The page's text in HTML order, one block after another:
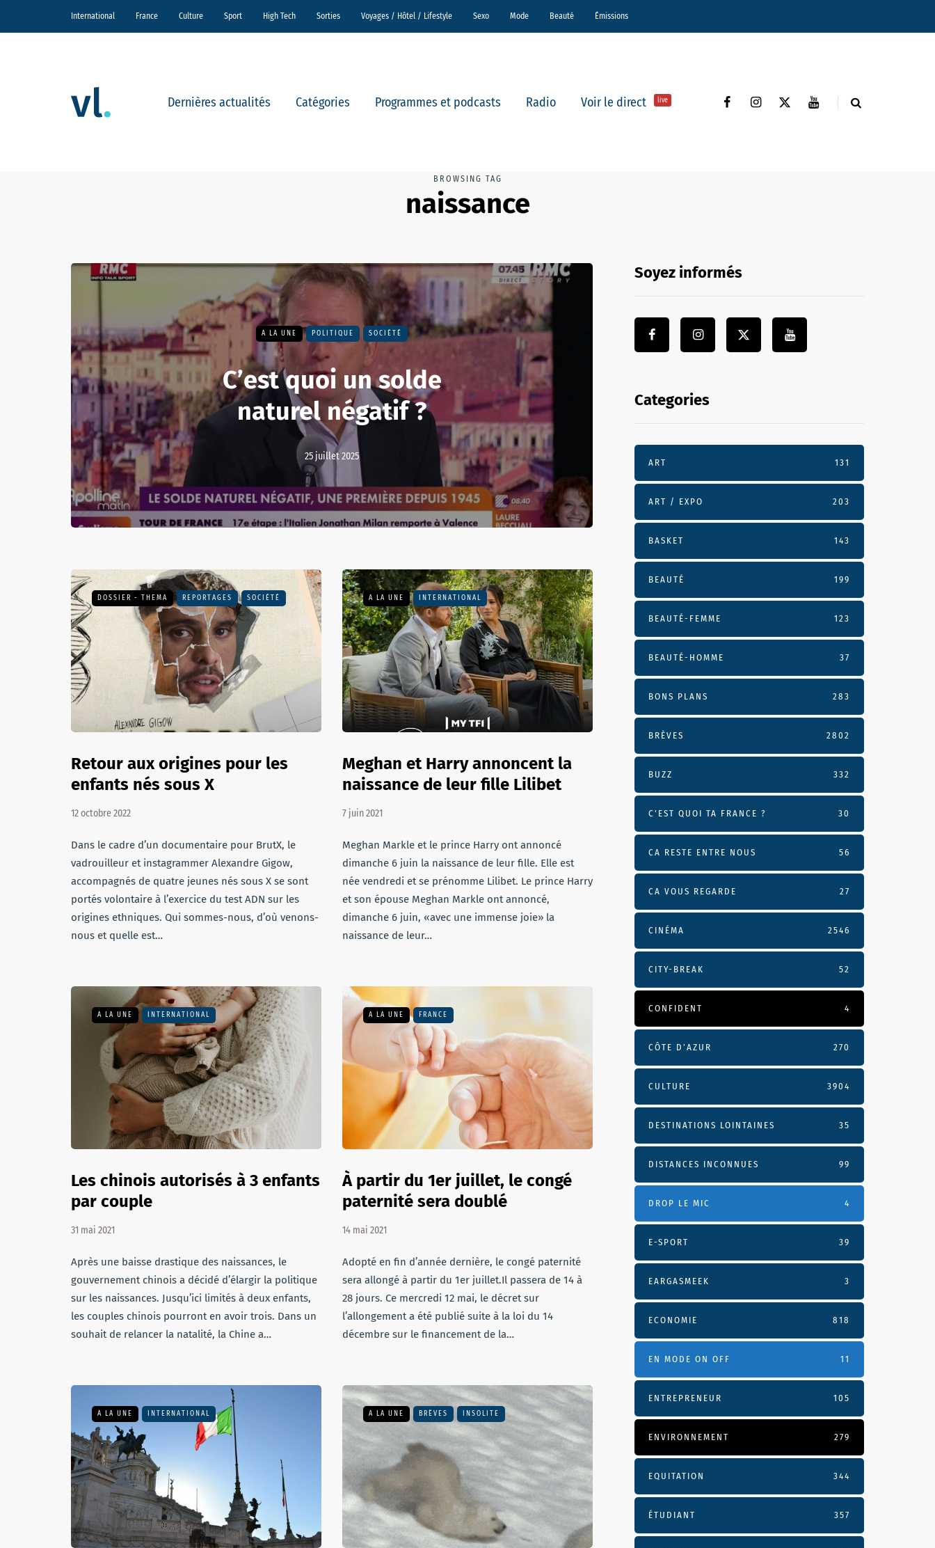
International France Culture Sport High Tech Sorties Voyages / Hôtel / Lifestyle Sexo Mode Beauté Émissions
Dernières actualités Catégories Programmes et podcasts Radio Voir le direct live
BROWSING TAG
naissance
A LA UNE POLITIQUE SOCIÉTÉ
C’est quoi un solde
naturel négatif ?
25 juillet 2025
DOSSIER - THEMA REPORTAGES SOCIÉTÉ
Retour aux origines pour les
enfants nés sous X
12 octobre 2022
Dans le cadre d’un documentaire pour BrutX, le
vadrouilleur et instagrammer Alexandre Gigow,
accompagnés de quatre jeunes nés sous X se sont
portés volontaire à l’exercice du test ADN sur les
origines ethniques. Qui sommes-nous, d’où venons-
nous et quelle est…
A LA UNE INTERNATIONAL
Meghan et Harry annoncent la
naissance de leur fille Lilibet
7 juin 2021
Meghan Markle et le prince Harry ont annoncé
dimanche 6 juin la naissance de leur fille. Elle est
née vendredi et se prénomme Lilibet. Le prince Harry
et son épouse Meghan Markle ont annoncé,
dimanche 6 juin, «avec une immense joie» la
naissance de leur…
A LA UNE INTERNATIONAL
Les chinois autorisés à 3 enfants
par couple
31 mai 2021
Après une baisse drastique des naissances, le
gouvernement chinois a décidé d’élargir la politique
sur les naissances. Jusqu’ici limités à deux enfants,
les couples chinois pourront en avoir trois. Dans un
souhait de relancer la natalité, la Chine a…
A LA UNE FRANCE
À partir du 1er juillet, le congé
paternité sera doublé
14 mai 2021
Adopté en fin d’année dernière, le congé paternité
sera allongé à partir du 1er juillet.Il passera de 14 à
28 jours. Ce mercredi 12 mai, le décret sur
l’allongement a été publié suite à la loi du 14
décembre sur le financement de la…
A LA UNE INTERNATIONAL A LA UNE BRÈVES INSOLITE
Soyez informés
Categories
ART 131
ART / EXPO 203
BASKET 143
BEAUTÉ 199
BEAUTÉ-FEMME 123
BEAUTÉ-HOMME 37
BONS PLANS 283
BRÈVES 2802
BUZZ 332
C'EST QUOI TA FRANCE ? 30
CA RESTE ENTRE NOUS 56
CA VOUS REGARDE 27
CINÉMA 2546
CITY-BREAK 52
CONFIDENT 4
CÔTE D’AZUR 270
CULTURE 3904
DESTINATIONS LOINTAINES 35
DISTANCES INCONNUES 99
DROP LE MIC 4
E-SPORT 39
EARGASMEEK 3
ECONOMIE 818
EN MODE ON OFF 11
ENTREPRENEUR 105
ENVIRONNEMENT 279
EQUITATION 344
ÉTUDIANT 357